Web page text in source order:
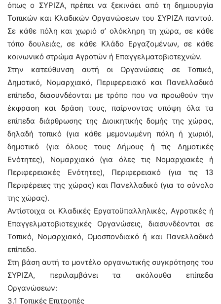
όπως ο ΣΥΡΙΖΑ, πρέπει να ξεκινάει από τη δημιουργία
Τοπικών και Κλαδικών Οργανώσεων του ΣΥΡΙΖΑ παντού.
Σε κάθε πόλη και χωριό σ’ ολόκληρη τη χώρα, σε κάθε
τόπο δουλειάς, σε κάθε Κλάδο Εργαζομένων, σε κάθε
κοινωνικό στρώμα Αγροτών ή Επαγγελματοβιοτεχνών.
Στην κατεύθυνση αυτή οι Οργανώσεις σε Τοπικό,
Δημοτικό, Νομαρχιακό, Περιφερειακό και Πανελλαδικό
επίπεδο, διασυνδέονται με τρόπο που να προωθούν την
έκφραση και δράση τους, παίρνοντας υπόψη όλα τα
επίπεδα διάρθρωσης της Διοικητικής δομής της χώρας,
δηλαδή τοπικό (για κάθε μεμονωμένη πόλη ή χωριό),
δημοτικό (για όλους τους Δήμους ή τις Δημοτικές
Ενότητες), Νομαρχιακό (για όλες τις Νομαρχιακές ή
Περιφερειακές Ενότητες), Περιφερειακό (για τις 13
Περιφέρειες της χώρας) και Πανελλαδικό (για το σύνολο
της χώρας).
Αντίστοιχα οι Κλαδικές Εργατοϋπαλληλικές, Αγροτικές ή
Επαγγελματοβιοτεχικές Οργανώσεις, διασυνδέονται σε
Τοπικό, Νομαρχιακό, Ομοσπονδιακό ή και Πανελλαδικό
επίπεδο.
Στη βάση αυτή το μοντέλο οργανωτικής συγκρότησης του
ΣΥΡΙΖΑ, περιλαμβάνει τα ακόλουθα επίπεδα
Οργανώσεων:
3.1 Τοπικές Επιτροπές